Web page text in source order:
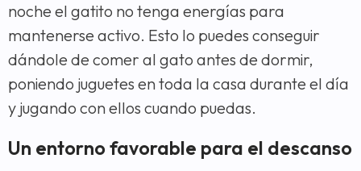
noche el gatito no tenga energías para
mantenerse activo. Esto lo puedes conseguir
dándole de comer al gato antes de dormir,
poniendo juguetes en toda la casa durante el día
y jugando con ellos cuando puedas.
Un entorno favorable para el descanso